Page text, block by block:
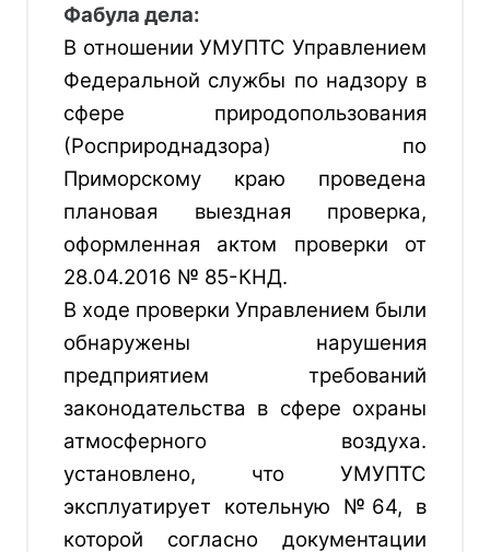
Фабула дела:
В отношении УМУПТС Управлением
Федеральной службы по надзору в
сфере природопользования
(Росприроднадзора) по
Приморскому краю проведена
плановая выездная проверка,
оформленная актом проверки от
28.04.2016 № 85-КНД.
В ходе проверки Управлением были
обнаружены нарушения
предприятием требований
законодательства в сфере охраны
атмосферного воздуха.
установлено, что УМУПТС
эксплуатирует котельную №64, в
которой согласно документации